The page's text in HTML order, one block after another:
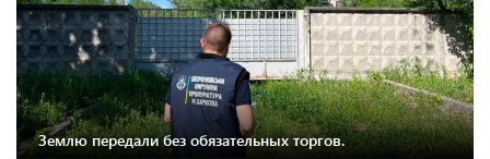
Землю передали без обязательных торгов.